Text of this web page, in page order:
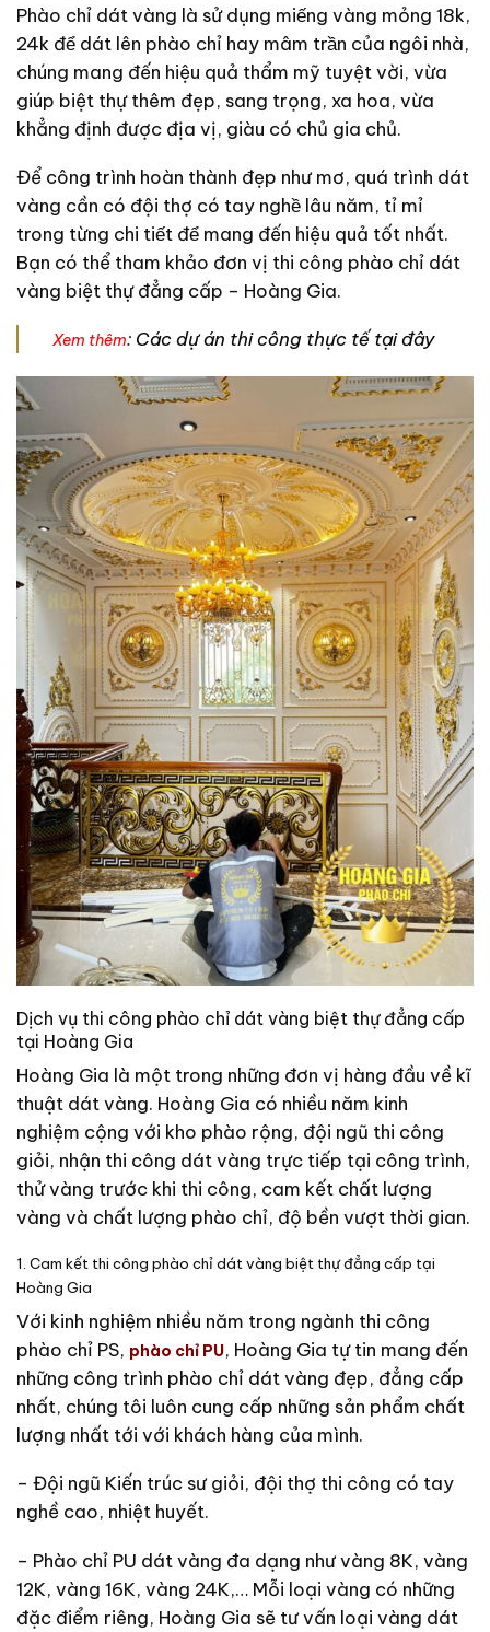
Phào chỉ dát vàng là sử dụng miếng vàng mỏng 18k,
24k để dát lên phào chỉ hay mâm trần của ngôi nhà,
chúng mang đến hiệu quả thẩm mỹ tuyệt vời, vừa
giúp biệt thự thêm đẹp, sang trọng, xa hoa, vừa
khẳng định được địa vị, giàu có chủ gia chủ.
Để công trình hoàn thành đẹp như mơ, quá trình dát
vàng cần có đội thợ có tay nghề lâu năm, tỉ mỉ
trong từng chi tiết để mang đến hiệu quả tốt nhất.
Bạn có thể tham khảo đơn vị thi công phào chỉ dát
vàng biệt thự đẳng cấp – Hoàng Gia.
Xem thêm: Các dự án thi công thực tế tại đây
Dịch vụ thi công phào chỉ dát vàng biệt thự đẳng cấp
tại Hoàng Gia
Hoàng Gia là một trong những đơn vị hàng đầu về kĩ
thuật dát vàng. Hoàng Gia có nhiều năm kinh
nghiệm cộng với kho phào rộng, đội ngũ thi công
giỏi, nhận thi công dát vàng trực tiếp tại công trình,
thử vàng trước khi thi công, cam kết chất lượng
vàng và chất lượng phào chỉ, độ bền vượt thời gian.
1. Cam kết thi công phào chỉ dát vàng biệt thự đẳng cấp tại
Hoàng Gia
Với kinh nghiệm nhiều năm trong ngành thi công
phào chỉ PS, phào chỉ PU, Hoàng Gia tự tin mang đến
những công trình phào chỉ dát vàng đẹp, đẳng cấp
nhất, chúng tôi luôn cung cấp những sản phẩm chất
lượng nhất tới với khách hàng của mình.
– Đội ngũ Kiến trúc sư giỏi, đội thợ thi công có tay
nghề cao, nhiệt huyết.
– Phào chỉ PU dát vàng đa dạng như vàng 8K, vàng
12K, vàng 16K, vàng 24K,… Mỗi loại vàng có những
đặc điểm riêng, Hoàng Gia sẽ tư vấn loại vàng dát